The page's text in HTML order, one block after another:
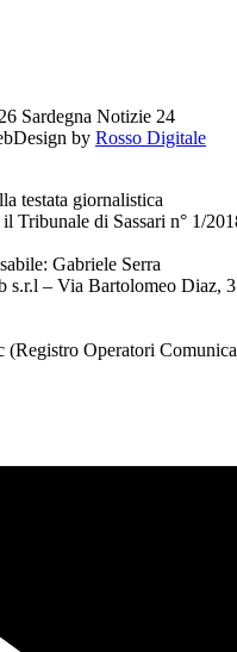
Sardegna Notizie 24
by Rosso Digitale
testata giornalistica
il Tribunale di Sassari n° 1/
Gabriele Serra
s.r.l – Via Bartolomeo Diaz,
(Registro Operatori